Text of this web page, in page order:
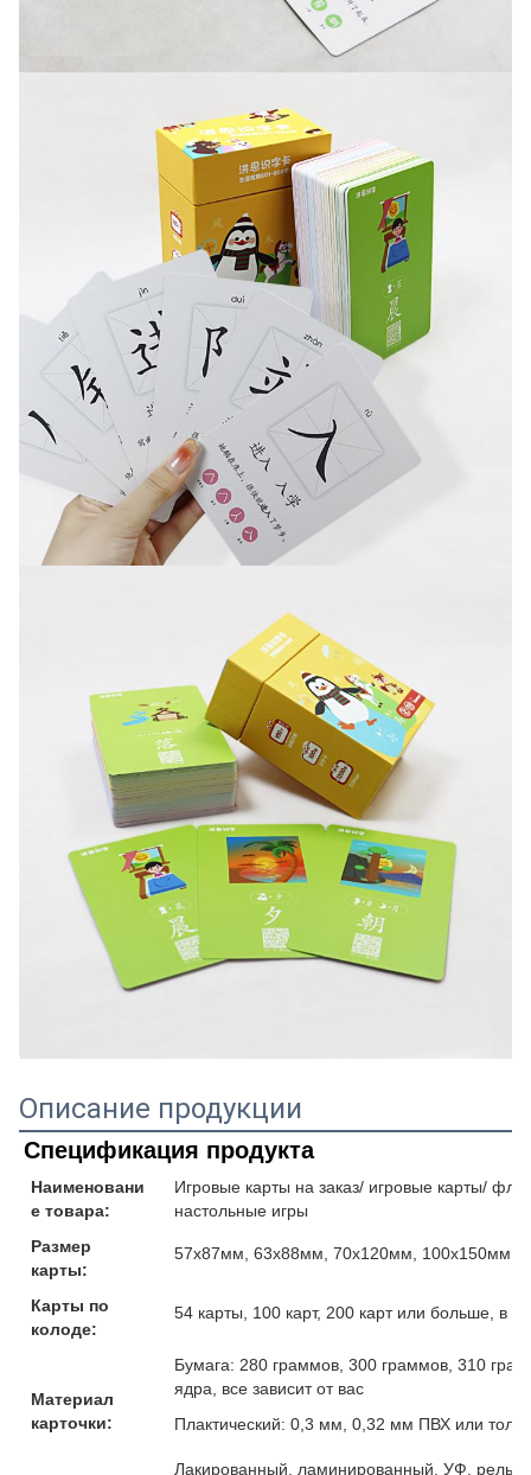
Описание продукции
Спецификация продукта
Наименовани
е товара:
Игровые карты на заказ/ игровые карты/
настольные игры
Размер
карты:
57x87мм, 63x88мм, 70x120мм, 100x150мм
Карты по
колоде:
54 карты, 100 карт, 200 карт или больше, в
Материал
карточки:
Бумага: 280 граммов, 300 граммов, 310
ядра, все зависит от вас
Плактический: 0,3 мм, 0,32 мм ПВХ или
Лакированный, ламинированный, УФ,